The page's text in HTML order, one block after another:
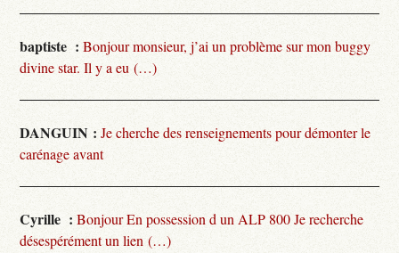
baptiste : Bonjour monsieur, j’ai un problème sur mon buggy
divine star. Il y a eu (…)
DANGUIN : Je cherche des renseignements pour démonter le
carénage avant
Cyrille : Bonjour En possession d un ALP 800 Je recherche
désespérément un lien (…)